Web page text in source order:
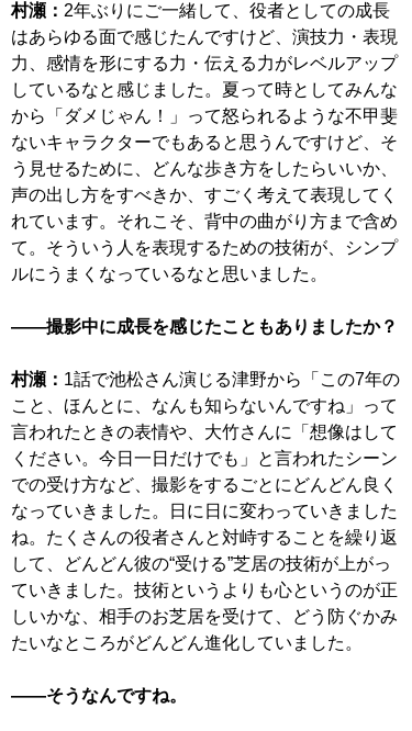
村瀬： 2年ぶりにご一緒して、役者としての成長
はあらゆる面で感じたんですけど、演技力・表現
力、感情を形にする力・伝える力がレベルアップ
しているなと感じました。夏って時としてみんな
から「ダメじゃん！」って怒られるような不甲斐
ないキャラクターでもあると思うんですけど、そ
う見せるために、どんな歩き方をしたらいいか、
声の出し方をすべきか、すごく考えて表現してく
れています。それこそ、背中の曲がり方まで含め
て。そういう人を表現するための技術が、シンプ
ルにうまくなっているなと思いました。
――撮影中に成長を感じたこともありましたか？
村瀬： 1話で池松さん演じる津野から「この7年の
こと、ほんとに、なんも知らないんですね」って
言われたときの表情や、大竹さんに「想像はして
ください。今日一日だけでも」と言われたシーン
での受け方など、撮影をするごとにどんどん良く
なっていきました。日に日に変わっていきました
ね。たくさんの役者さんと対峙することを繰り返
して、どんどん彼の“受ける”芝居の技術が上がっ
ていきました。技術というよりも心というのが正
しいかな、相手のお芝居を受けて、どう防ぐかみ
たいなところがどんどん進化していました。
――そうなんですね。